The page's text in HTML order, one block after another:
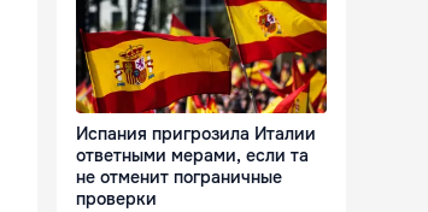
Испания пригрозила Италии
ответными мерами, если та
не отменит пограничные
проверки